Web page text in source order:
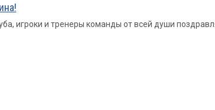
игроки и тренеры команды от всей души